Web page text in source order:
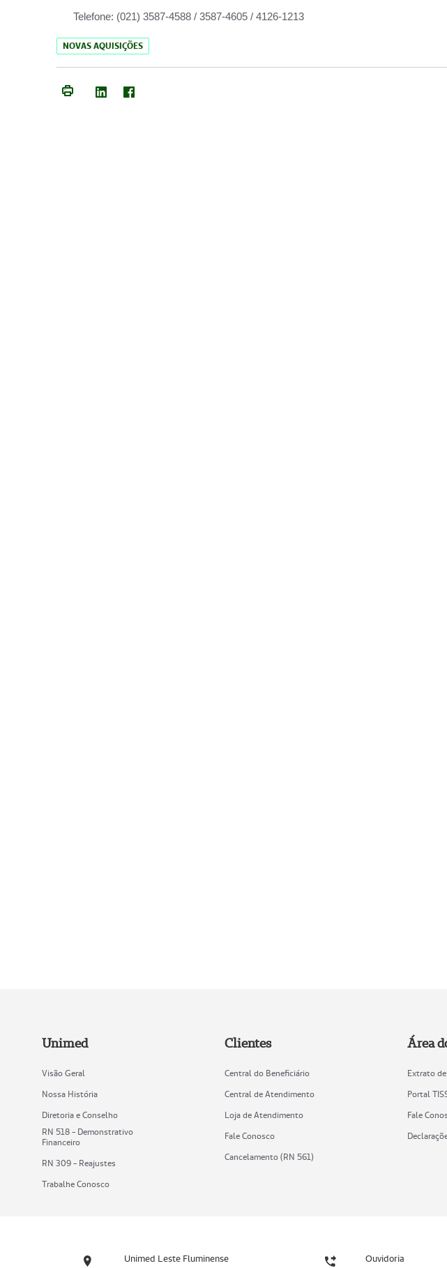
Telefone: (021) 3587-4588 / 3587-4605 / 4126-1213
NOVAS AQUISIÇÕES
Unimed
Visão Geral
Nossa História
Diretoria e Conselho
RN 518 - Demonstrativo
Financeiro
RN 309 - Reajustes
Trabalhe Conosco
Clientes
Central do Beneficiário
Central de Atendimento
Loja de Atendimento
Fale Conosco
Cancelamento (RN 561)
Área
Extrato
Portal
Fale
Unimed Leste Fluminense Ouvidoria